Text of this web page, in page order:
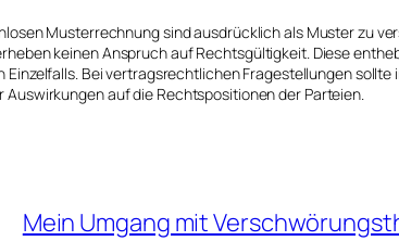
Musterrechnung sind ausdrücklich als Muster zu
keinen Anspruch auf Rechtsgültigkeit. Diese
Bei vertragsrechtlichen Fragestellungen sollte
auf die Rechtspositionen der Parteien.
Mein Umgang mit